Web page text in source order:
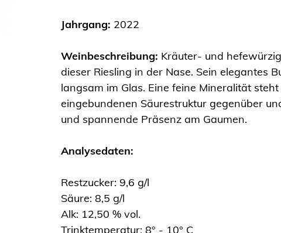
Jahrgang: 2022
Weinbeschreibung: Kräuter- und
dieser Riesling in der Nase. Sein elegantes
langsam im Glas. Eine feine Mineralität
eingebundenen Säurestruktur gegenüber
und spannende Präsenz am Gaumen.
Analysedaten:
Restzucker: 9,6 g/l
Säure: 8,5 g/l
Alk: 12,50 % vol.
Trinktemperatur: 8° - 10° C